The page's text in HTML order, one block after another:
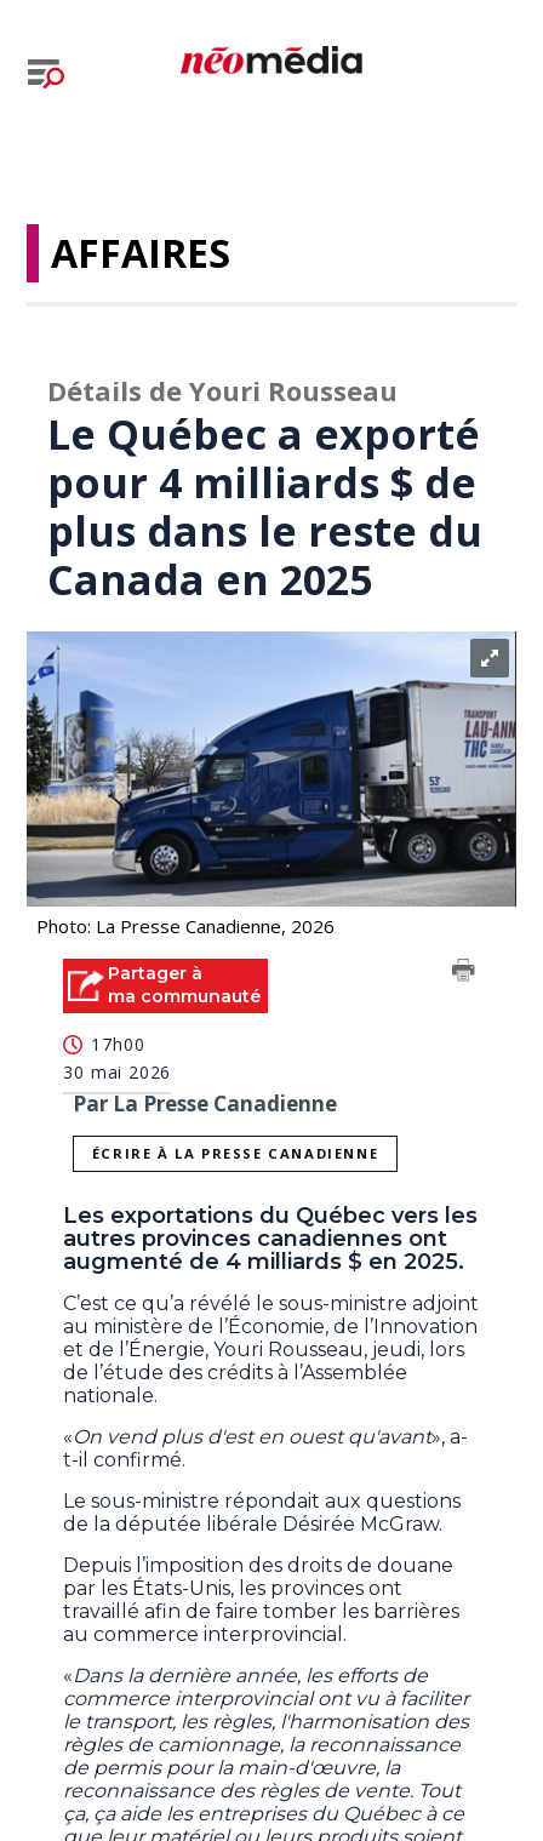
AFFAIRES
Détails de Youri Rousseau
Le Québec a exporté
pour 4 milliards $ de
plus dans le reste du
Canada en 2025
Photo: La Presse Canadienne, 2026
Partager à
ma communauté
17h00
30 mai 2026
Par La Presse Canadienne
ÉCRIRE À LA PRESSE CANADIENNE
Les exportations du Québec vers les
autres provinces canadiennes ont
augmenté de 4 milliards $ en 2025.
C’est ce qu’a révélé le sous-ministre adjoint
au ministère de l’Économie, de l’Innovation
et de l’Énergie, Youri Rousseau, jeudi, lors
de l’étude des crédits à l’Assemblée
nationale.
«On vend plus d'est en ouest qu'avant», a-
t-il confirmé.
Le sous-ministre répondait aux questions
de la députée libérale Désirée McGraw.
Depuis l’imposition des droits de douane
par les États-Unis, les provinces ont
travaillé afin de faire tomber les barrières
au commerce interprovincial.
«Dans la dernière année, les efforts de
commerce interprovincial ont vu à faciliter
le transport, les règles, l'harmonisation des
règles de camionnage, la reconnaissance
de permis pour la main-d'œuvre, la
reconnaissance des règles de vente. Tout
ça, ça aide les entreprises du Québec à ce